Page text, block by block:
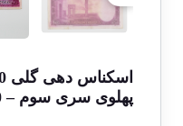
پهلوی سری سوم – 67/78970